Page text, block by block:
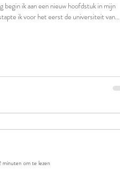
begin ik aan een nieuw hoofdstuk in mijn
ik voor het eerst de universiteit van...
minuten om te lezen